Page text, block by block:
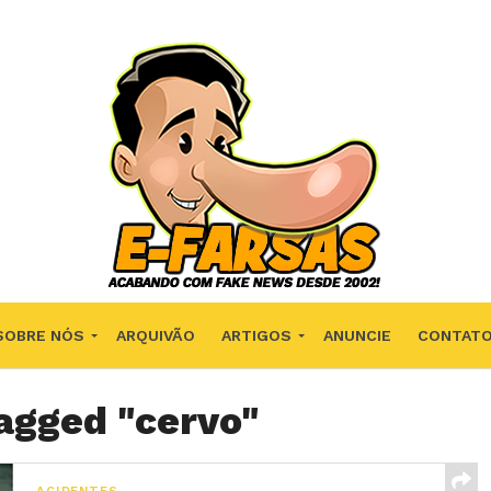
NÓS ARQUIVÃO ARTIGOS ANUNCIE CONTATO
"cervo"